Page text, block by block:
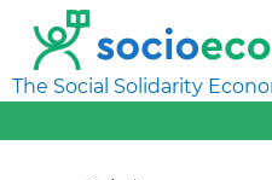
The Social Solidarity